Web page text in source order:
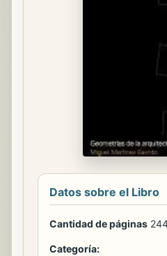
Datos sobre el Libro
Cantidad de páginas
Categoría: